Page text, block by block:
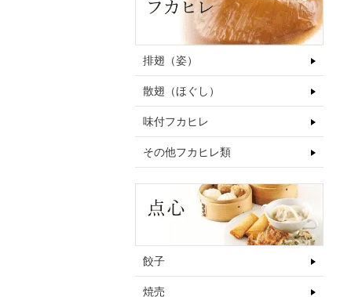
排翅（姿）
散翅（ほぐし）
味付フカヒレ
その他フカヒレ類
餃子
焼売